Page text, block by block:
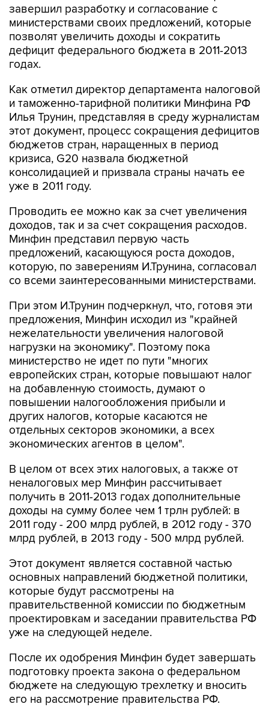
завершил разработку и согласование с
министерствами своих предложений, которые
позволят увеличить доходы и сократить
дефицит федерального бюджета в 2011-2013
годах.
Как отметил директор департамента налоговой
и таможенно-тарифной политики Минфина РФ
Илья Трунин, представляя в среду журналистам
этот документ, процесс сокращения дефицитов
бюджетов стран, наращенных в период
кризиса, G20 назвала бюджетной
консолидацией и призвала страны начать ее
уже в 2011 году.
Проводить ее можно как за счет увеличения
доходов, так и за счет сокращения расходов.
Минфин представил первую часть
предложений, касающуюся роста доходов,
которую, по заверениям И.Трунина, согласовал
со всеми заинтересованными министерствами.
При этом И.Трунин подчеркнул, что, готовя эти
предложения, Минфин исходил из "крайней
нежелательности увеличения налоговой
нагрузки на экономику". Поэтому пока
министерство не идет по пути "многих
европейских стран, которые повышают налог
на добавленную стоимость, думают о
повышении налогообложения прибыли и
других налогов, которые касаются не
отдельных секторов экономики, а всех
экономических агентов в целом".
В целом от всех этих налоговых, а также от
неналоговых мер Минфин рассчитывает
получить в 2011-2013 годах дополнительные
доходы на сумму более чем 1 трлн рублей: в
2011 году - 200 млрд рублей, в 2012 году - 370
млрд рублей, в 2013 году - 500 млрд рублей.
Этот документ является составной частью
основных направлений бюджетной политики,
которые будут рассмотрены на
правительственной комиссии по бюджетным
проектировкам и заседании правительства РФ
уже на следующей неделе.
После их одобрения Минфин будет завершать
подготовку проекта закона о федеральном
бюджете на следующую трехлетку и вносить
его на рассмотрение правительства РФ.